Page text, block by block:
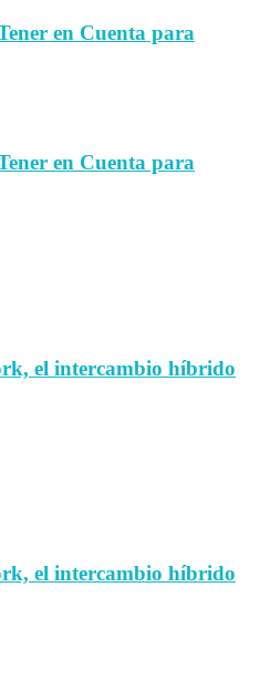
en Cuenta para
en Cuenta para
el intercambio híbrido
el intercambio híbrido